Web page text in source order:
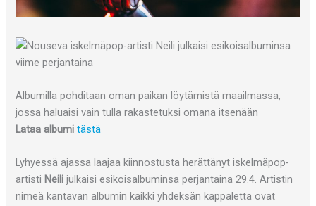
Albumilla pohditaan oman paikan löytämistä maailmassa,
jossa haluaisi vain tulla rakastetuksi omana itsenään
Lataa albumi tästä
Lyhyessä ajassa laajaa kiinnostusta herättänyt iskelmäpop-
artisti Neili julkaisi esikoisalbuminsa perjantaina 29.4. Artistin
nimeä kantavan albumin kaikki yhdeksän kappaletta ovat